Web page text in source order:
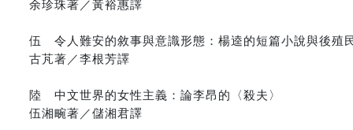
余珍珠著／黃裕惠譯
伍 令人難安的敘事與意識形態：楊逵的短篇小說與後殖
古芃著／李根芳譯
陸 中文世界的女性主義：論李昂的〈殺夫〉
伍湘畹著／儲湘君譯